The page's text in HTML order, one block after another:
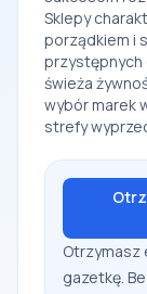
Sklepy
porządkiem i
przystępnych
świeża
wybór marek
strefy
Otrzymasz
gazetkę.